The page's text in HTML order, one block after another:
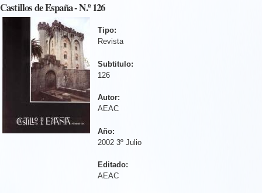
Castillos de España - N.º 126
Tipo:
Revista
Subtitulo:
126
Autor:
AEAC
Año:
2002 3º Julio
Editado:
AEAC